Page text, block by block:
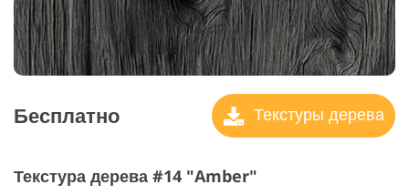
Бесплатно Текстуры дерева
Текстура дерева #14 "Amber"